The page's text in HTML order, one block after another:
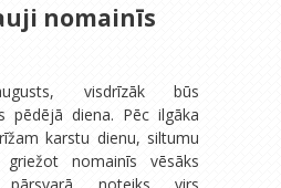
nomainīs
visdrīzāk būs
pēdējā diena. Pēc ilgāka
karstu dienu, siltumu
nomainīs vēsāks